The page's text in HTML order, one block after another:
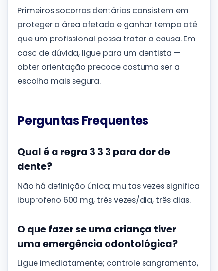
Primeiros socorros dentários consistem em
proteger a área afetada e ganhar tempo até
que um profissional possa tratar a causa. Em
caso de dúvida, ligue para um dentista —
obter orientação precoce costuma ser a
escolha mais segura.
Perguntas Frequentes
Qual é a regra 3 3 3 para dor de
dente?
Não há definição única; muitas vezes significa
ibuprofeno 600 mg, três vezes/dia, três dias.
O que fazer se uma criança tiver
uma emergência odontológica?
Ligue imediatamente; controle sangramento,